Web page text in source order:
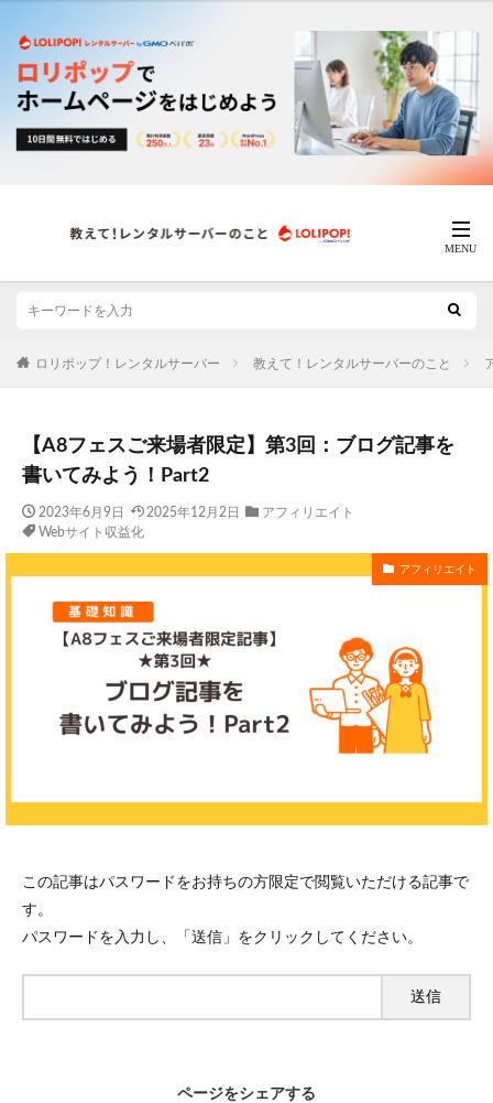
ロリポップ！レンタルサーバー 教えて！レンタルサーバーのこと
【A8フェスご来場者限定】第3回：ブログ記事を
書いてみよう！Part2
2023年6月9日 2025年12月2日
アフィリエイト
Webサイト収益化
アフィリエイト
この記事はパスワードをお持ちの方限定で閲覧いただける記事で
す。
パスワードを入力し、「送信」をクリックしてください。
ページをシェアする